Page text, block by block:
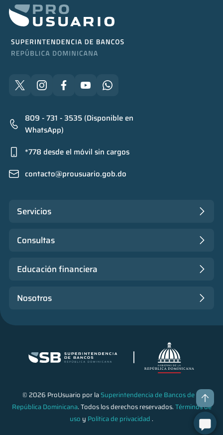
© 2026 ProUsuario por laSuperintendencia de Bancos de la
República Dominicana. Todos los derechos reservados.Términos de
uso y Política de privacidad.
809 - 731 - 3535 (Disponible en
WhatsApp)
*778 desde el móvil sin cargos
contacto@prousuario.gob.do
Servicios
Consultas
Educación financiera
Nosotros